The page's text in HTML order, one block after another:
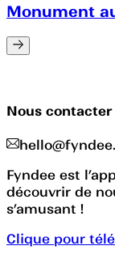
Monument
Nous contacter
Fyndee est
découvrir de
s’amusant !
Clique pour